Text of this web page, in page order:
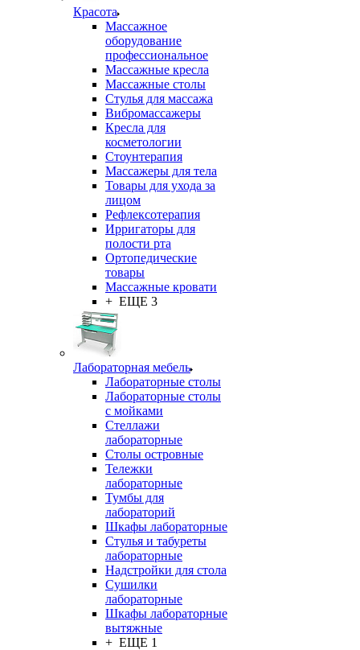
Красота
Массажное
оборудование
профессиональное
Массажные кресла
Массажные столы
Стулья для массажа
Вибромассажеры
Кресла для
косметологии
Стоунтерапия
Массажеры для тела
Товары для ухода за
лицом
Рефлексотерапия
Ирригаторы для
полости рта
Ортопедические
товары
Массажные кровати
+ ЕЩЕ 3
Лабораторная мебель
Лабораторные столы
Лабораторные столы
с мойками
Стеллажи
лабораторные
Столы островные
Тележки
лабораторные
Тумбы для
лабораторий
Шкафы лабораторные
Стулья и табуреты
лабораторные
Надстройки для стола
Сушилки
лабораторные
Шкафы лабораторные
вытяжные
+ ЕЩЕ 1